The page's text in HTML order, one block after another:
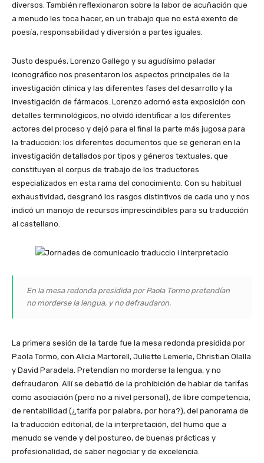
diversos. También reflexionaron sobre la labor de acuñación que
a menudo les toca hacer, en un trabajo que no está exento de
poesía, responsabilidad y diversión a partes iguales.
Justo después, Lorenzo Gallego y su agudísimo paladar
iconográfico nos presentaron los aspectos principales de la
investigación clínica y las diferentes fases del desarrollo y la
investigación de fármacos. Lorenzo adornó esta exposición con
detalles terminológicos, no olvidó identificar a los diferentes
actores del proceso y dejó para el final la parte más jugosa para
la traducción: los diferentes documentos que se generan en la
investigación detallados por tipos y géneros textuales, que
constituyen el corpus de trabajo de los traductores
especializados en esta rama del conocimiento. Con su habitual
exhaustividad, desgranó los rasgos distintivos de cada uno y nos
indicó un manojo de recursos imprescindibles para su traducción
al castellano.
En la mesa redonda presidida por Paola Tormo pretendían
no morderse la lengua, y no defraudaron.
La primera sesión de la tarde fue la mesa redonda presidida por
Paola Tormo, con Alicia Martorell, Juliette Lemerle, Christian Olalla
y David Paradela. Pretendían no morderse la lengua, y no
defraudaron. Allí se debatió de la prohibición de hablar de tarifas
como asociación (pero no a nivel personal), de libre competencia,
de rentabilidad (¿tarifa por palabra, por hora?), del panorama de
la traducción editorial, de la interpretación, del humo que a
menudo se vende y del postureo, de buenas prácticas y
profesionalidad, de saber negociar y de excelencia.